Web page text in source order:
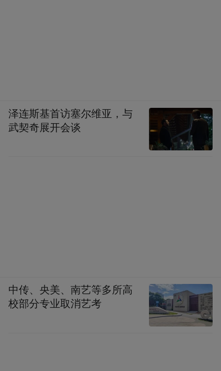
泽连斯基首访塞尔维亚，与
武契奇展开会谈
中传、央美、南艺等多所高
校部分专业取消艺考